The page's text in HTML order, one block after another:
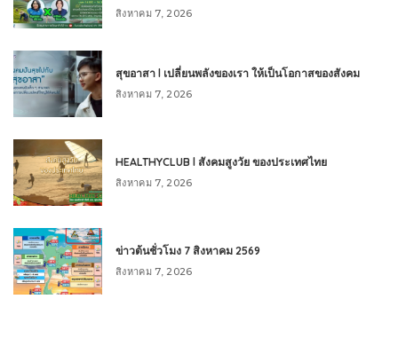
สิงหาคม 7, 2026
สุขอาสา l เปลี่ยนพลังของเรา ให้เป็นโอกาสของสังคม
สิงหาคม 7, 2026
HEALTHYCLUB l สังคมสูงวัย ของประเทศไทย
สิงหาคม 7, 2026
ข่าวต้นชั่วโมง 7 สิงหาคม 2569
สิงหาคม 7, 2026